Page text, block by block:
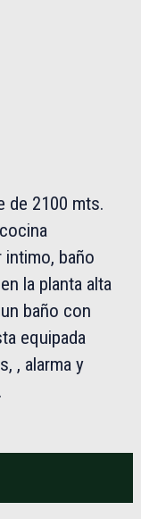
de 2100 mts.
baño
la planta alta
baño con
equipada
, alarma y